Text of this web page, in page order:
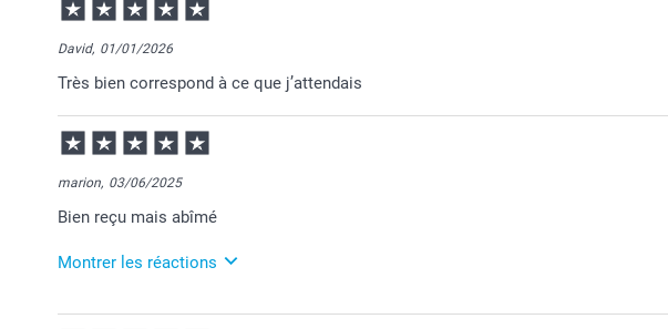
David, 01/01/2026
Très bien correspond à ce que j’attendais
marion, 03/06/2025
Bien reçu mais abîmé
Montrer les réactions
04/06/2025